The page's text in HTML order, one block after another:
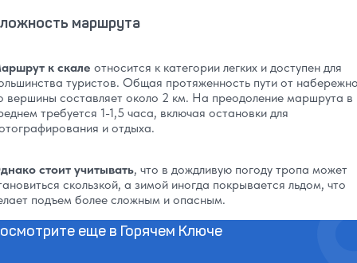
маршрута
к скале относится к категории легких и доступен для
туристов. Общая протяженность пути от
вершины составляет около 2 км. На преодоление маршрута в
требуется 1-1,5 часа, включая остановки для
и отдыха.
стоит учитывать, что в дождливую погоду тропа может
скользкой, а зимой иногда покрывается льдом, что
подъем более сложным и опасным.
еще в Горячем Ключе